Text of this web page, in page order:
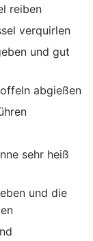
reiben
verquirlen
und gut
abgießen
sehr heiß
und die